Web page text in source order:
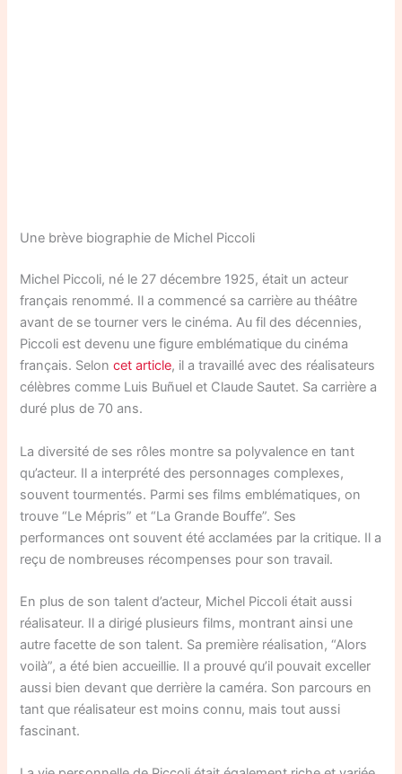
Une brève biographie de Michel Piccoli
Michel Piccoli, né le 27 décembre 1925, était un acteur
français renommé. Il a commencé sa carrière au théâtre
avant de se tourner vers le cinéma. Au fil des décennies,
Piccoli est devenu une figure emblématique du cinéma
français. Seloncet article, il a travaillé avec des réalisateurs
célèbres comme Luis Buñuel et Claude Sautet. Sa carrière a
duré plus de 70 ans.
La diversité de ses rôles montre sa polyvalence en tant
qu’acteur. Il a interprété des personnages complexes,
souvent tourmentés. Parmi ses films emblématiques, on
trouve “Le Mépris” et “La Grande Bouffe”. Ses
performances ont souvent été acclamées par la critique. Il a
reçu de nombreuses récompenses pour son travail.
En plus de son talent d’acteur, Michel Piccoli était aussi
réalisateur. Il a dirigé plusieurs films, montrant ainsi une
autre facette de son talent. Sa première réalisation, “Alors
voilà”, a été bien accueillie. Il a prouvé qu’il pouvait exceller
aussi bien devant que derrière la caméra. Son parcours en
tant que réalisateur est moins connu, mais tout aussi
fascinant.